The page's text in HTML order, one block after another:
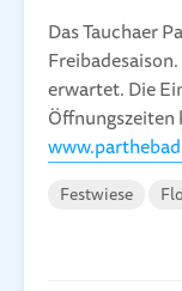
Das Tauchaer
erwartet. Die
Öffnungszeiten
Festwiese